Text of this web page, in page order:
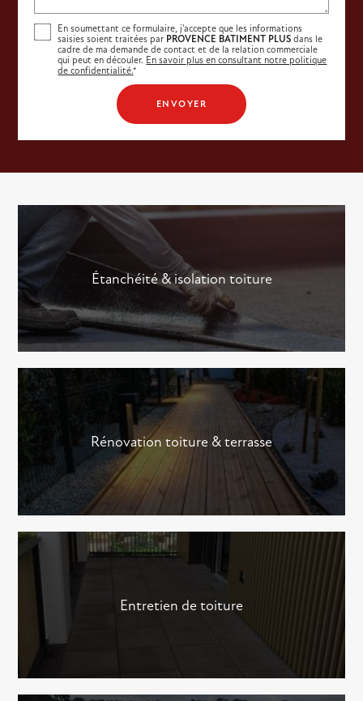
En soumettant ce formulaire, j'accepte que les informations
saisies soient traitées par PROVENCE BATIMENT PLUS dans le
cadre de ma demande de contact et de la relation commerciale
qui peut en découler. En savoir plus en consultant notre politique
de confidentialité.*
Étanchéité & isolation toiture
Rénovation toiture & terrasse
Entretien de toiture